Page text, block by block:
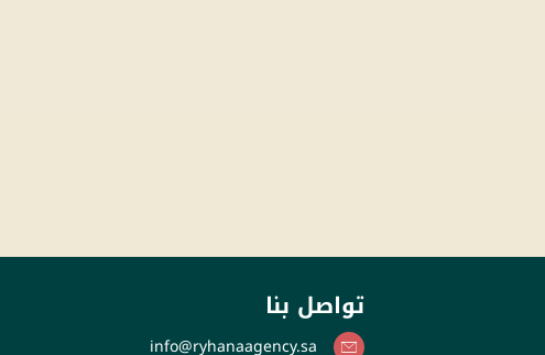
تواصل بنا
info@ryhanaagency.sa